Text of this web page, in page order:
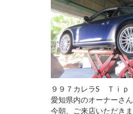
９９７カレラS Ｔｉｐ
愛知県内のオーナーさ
今朝、ご来店いただきま